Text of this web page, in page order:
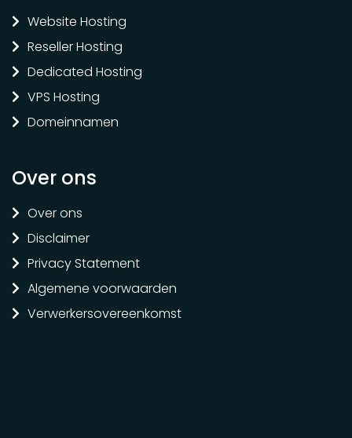
Website Hosting
Reseller Hosting
Dedicated Hosting
VPS Hosting
Domeinnamen
Over ons
Over ons
Disclaimer
Privacy Statement
Algemene voorwaarden
Verwerkersovereenkomst